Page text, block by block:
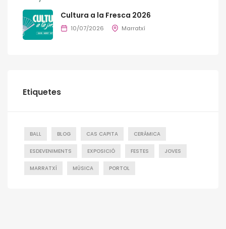
Cultura a la Fresca 2026
10/07/2026 Marratxí
Etiquetes
BALL BLOG CAS CAPITA CERÁMICA
ESDEVENIMENTS EXPOSICIÓ FESTES JOVES
MARRATXÍ MÚSICA PORTOL